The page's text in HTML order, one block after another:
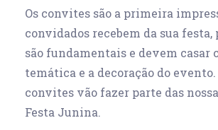
Os convites são a primeira
convidados recebem da sua festa,
são fundamentais e devem casar
temática e a decoração do evento.
convites vão fazer parte das
Festa Junina.